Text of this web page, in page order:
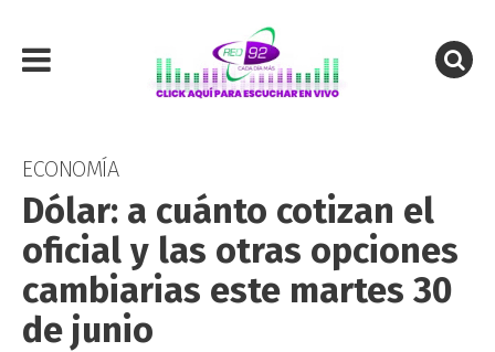
ECONOMÍA
Dólar: a cuánto cotizan el
oficial y las otras opciones
cambiarias este martes 30
de junio